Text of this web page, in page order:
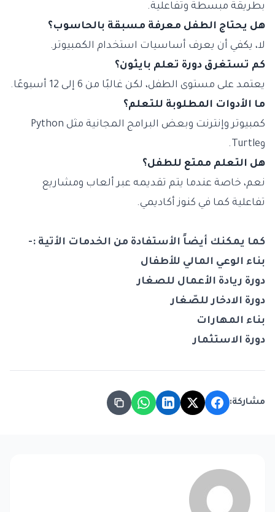
بطريقة مبسطة وتفاعلية.
هل يحتاج الطفل معرفة مسبقة بالحاسوب؟
لا، يكفي أن يعرف أساسيات استخدام الكمبيوتر.
كم تستغرق دورة تعلم بايثون؟
يعتمد على مستوى الطفل، لكن غالبًا من 6 إلى 12 أسبوعًا.
ما الأدوات المطلوبة للتعلم؟
كمبيوتر وإنترنت وبعض البرامج المجانية مثل Python
وTurtle.
هل التعلم ممتع للطفل؟
نعم، خاصة عندما يتم تقديمه عبر ألعاب ومشاريع
تفاعلية كما في كنوز أكاديمي.
كما يمكنك أيضاً الأستفادة من الخدمات الأتية :-
بناء الوعي المالي للأطفال
دورة ريادة الأعمال للصغار
دورة الادخار للصّغار
بناء المهارات
دورة الاستثمار
مشاركة: